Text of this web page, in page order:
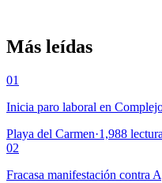
Más leídas
01
Inicia paro laboral en
Playa del Carmen·1,988
02
Fracasa manifestación contra